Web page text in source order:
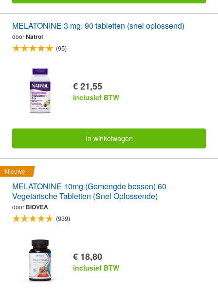
MELATONINE 3 mg. 90 tabletten (snel oplossend)
doorNatrol
(95)
€ 21,55
inclusief BTW
In winkelwagen
Nieuwe
MELATONINE 10mg (Gemengde bessen) 60
Vegetarische Tabletten (Snel Oplossende)
door BIOVEA
(939)
€ 18,80
inclusief BTW